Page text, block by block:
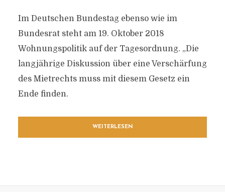
Im Deutschen Bundestag ebenso wie im
Bundesrat steht am 19. Oktober 2018
Wohnungspolitik auf der Tagesordnung. „Die
langjährige Diskussion über eine Verschärfung
des Mietrechts muss mit diesem Gesetz ein
Ende finden.
WEITERLESEN